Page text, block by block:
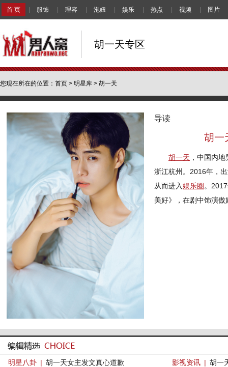
首 页 服饰 理容 泡妞 娱乐 热点 视频 图片
胡一天专区
您现在所在的位置： 首页 > 明星库 > 胡一天
导读
胡一
胡一天 ，中国内
浙江杭州。2016年，
从而进入娱乐圈 。
美好》，在剧中饰演
明星八卦 | 胡一天女主发文真心道歉 影视资讯 | 胡一